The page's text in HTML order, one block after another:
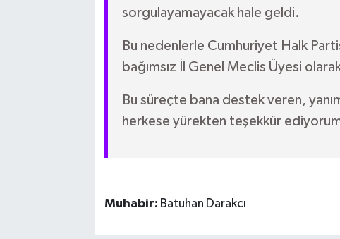
sorgulayamayacak hale geldi.
Bu nedenlerle Cumhuriyet Halk
bağımsız İl Genel Meclis Üyesi
Bu süreçte bana destek veren,
herkese yürekten teşekkür
Muhabir: Batuhan Darakcı